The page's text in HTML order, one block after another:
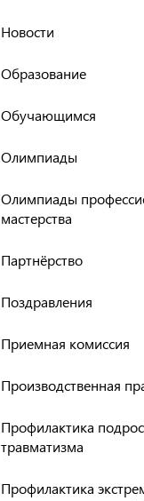
Новости
Образование
Обучающимся
Олимпиады
Олимпиады
мастерства
Партнёрство
Поздравления
Приемная комиссия
Производственная
Профилактика
травматизма
Профилактика